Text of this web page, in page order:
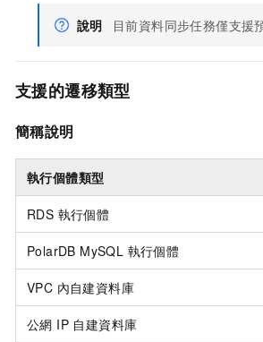
說明 目前資料同步任務僅支
支援的遷移類型
簡稱說明
執行個體類型
RDS 執行個體
PolarDB MySQL 執行個體
VPC 內自建資料庫
公網 IP 自建資料庫